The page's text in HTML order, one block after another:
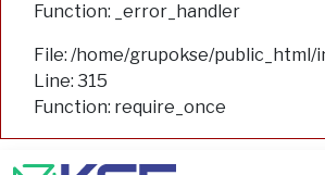
Function: _error_handler
File: /home/grupokse/public_html/
Line: 315
Function: require_once